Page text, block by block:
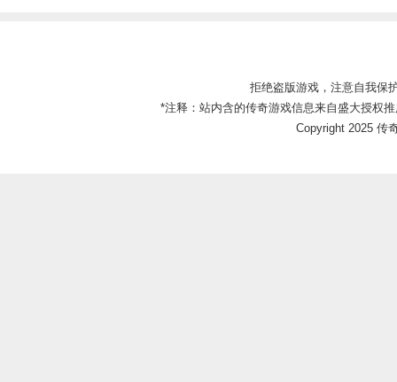
拒绝盗版游戏，注意自我保
*注释：站内含的传奇游戏信息来自盛大授权
Copyright 2025 传